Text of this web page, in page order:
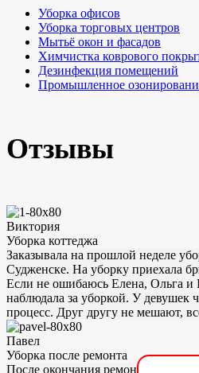
Уборка офисов
Уборка торговых центров
Мытьё окон и фасадов
Химчистка коврового
Дезинфекция помещений
Промышленное
Отзывы
Виктория
Уборка коттеджа
Заказывала на прошлой неделе
Судженске. На уборку приехала
Если не ошибаюсь Елена, Ольга и
наблюдала за уборкой. У девушек
процесс. Друг другу не мешают,
Павел
Уборка после ремонта
После окончания ремонта думали